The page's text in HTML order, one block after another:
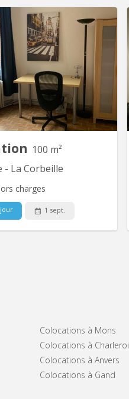
100 m²
- La Corbeille
charges
1 sept.
KN 5284
trois chambres toutes
avec un lavabo dans chaque
, outre une sddouche à
Situé au centre, rue des
face du SPÄR, proche de
commerces Appartement
3ème étage d'un immeuble
tres CALME comprenant un
Colocations à Mons
Colocations à Charleroi
Colocations à Anvers
Colocations à Gand